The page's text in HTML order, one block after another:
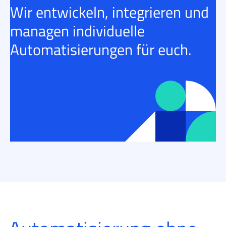
Wir entwickeln, integrieren und
managen individuelle
Automatisierungen für euch.